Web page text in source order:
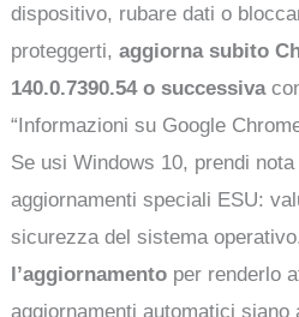
dispositivo, rubare dati o
proteggerti,aggiorna subito
140.0.7390.54 o successiva
“Informazioni su Google
Se usi Windows 10, prendi
aggiornamenti speciali ESU:
sicurezza del sistema operativo.
l’aggiornamento per renderlo
aggiornamenti automatici siano